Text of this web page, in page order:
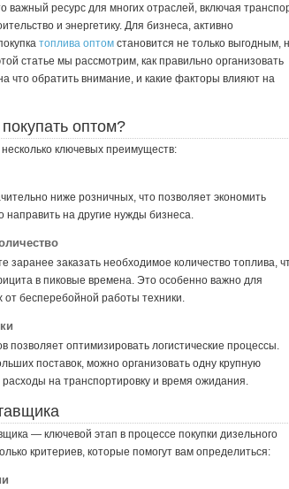
важный ресурс для многих отраслей, включая
и энергетику. Для бизнеса, активно
топлива оптомстановится не только выгодным,
статье мы рассмотрим, как правильно организовать
что обратить внимание, и какие факторы влияют на
оптом?
ключевых преимуществ:
ниже розничных, что позволяет экономить
направить на другие нужды бизнеса.
заранее заказать необходимое количество топлива,
в пиковые времена. Это особенно важно для
бесперебойной работы техники.
позволяет оптимизировать логистические процессы.
поставок, можно организовать одну крупную
расходы на транспортировку и время ожидания.
— ключевой этап в процессе покупки дизельного
критериев, которые помогут вам определиться: